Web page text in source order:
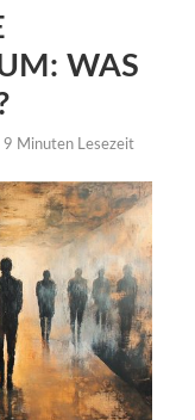
WAS
9 Minuten Lesezeit